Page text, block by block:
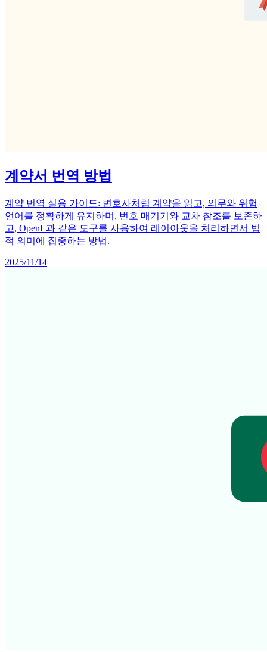
계약서 번역 방법
계약 번역 실용 가이드: 변호사처럼 계약을 읽고, 의무와 위험
언어를 정확하게 유지하며, 번호 매기기와 교차 참조를 보존하
고, OpenL과 같은 도구를 사용하여 레이아웃을 처리하면서 법
적 의미에 집중하는 방법.
2025/11/14